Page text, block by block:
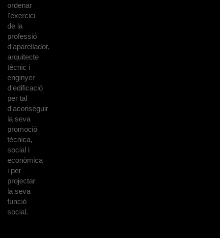
ordenar
l'exercici
de la
professió
d'aparellador,
arquitecte
tècnic i
enginyer
d'edificació
per tal
d'aconseguir
la seva
promoció
tècnica,
social i
econòmica
i per
projectar
la seva
funció
social.